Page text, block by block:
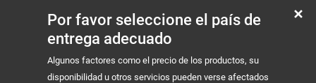
Por favor seleccione el país de
entrega adecuado
Algunos factores como el precio de los productos, su
disponibilidad u otros servicios pueden verse afectados